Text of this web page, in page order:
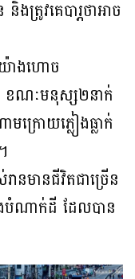
ត្រូវគេបារ្ភថាអាច
ាងហោច
ខណៈមនុស្ស២នាក់
ក្រោយភ្លៀងធ្លាក់
នមានជីវិតជាច្រើន
បំណាក់ដី ដែលបាន